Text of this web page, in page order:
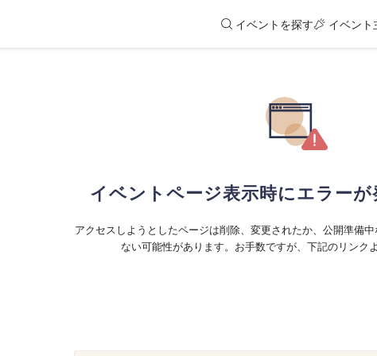
イベントを探す イベント
イベントページ表示時にエラーが
アクセスしようとしたページは削除、変更されたか、公開準備
ない可能性があります。お手数ですが、下記のリンク